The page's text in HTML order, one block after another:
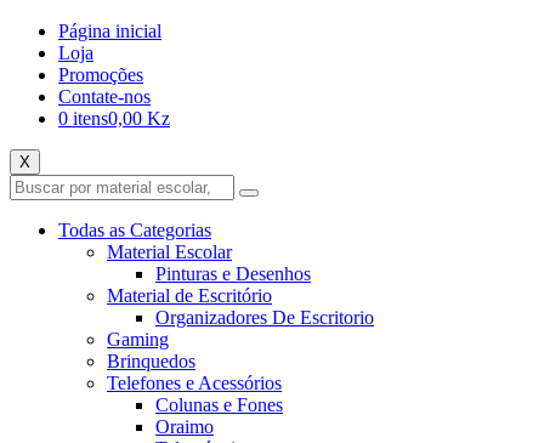
Página inicial
Loja
Promoções
Contate-nos
0 itens0,00 Kz
X
Todas as Categorias
Material Escolar
Pinturas e Desenhos
Material de Escritório
Organizadores De Escritorio
Gaming
Brinquedos
Telefones e Acessórios
Colunas e Fones
Oraimo